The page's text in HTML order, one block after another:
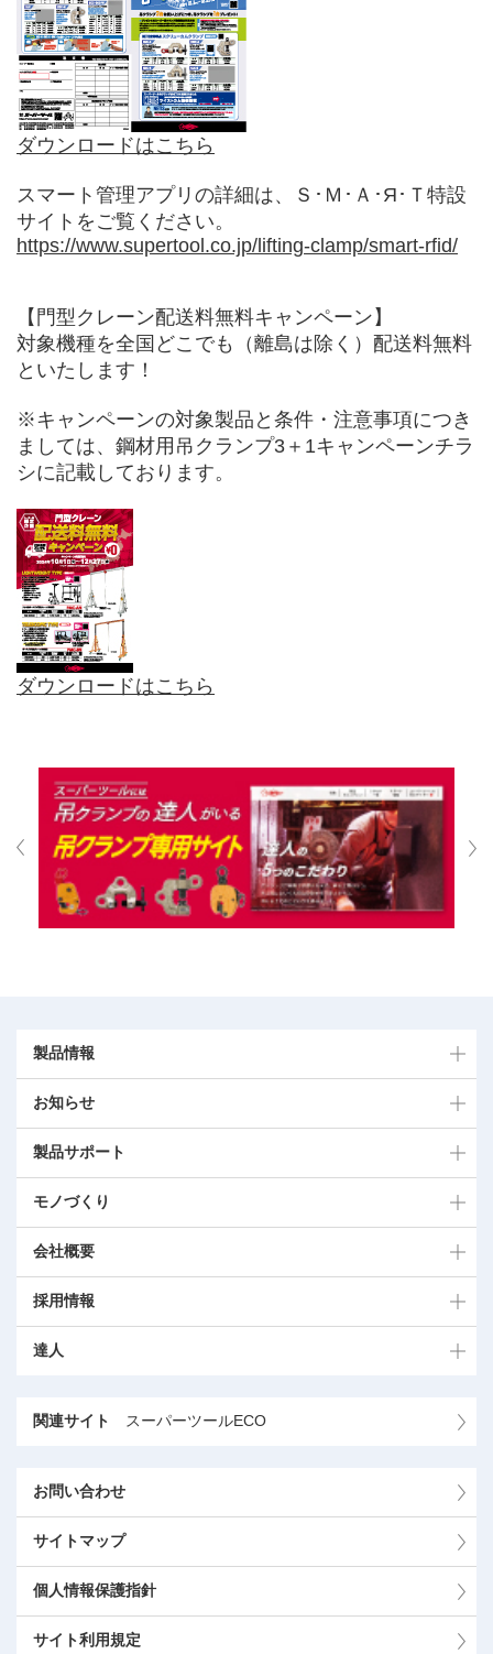
ダウンロードはこちら
スマート管理アプリの詳細は、Ｓ･Ｍ･Ａ･Я･Ｔ特設
サイトをご覧ください。
https://www.supertool.co.jp/lifting-clamp/smart-rfid/
【門型クレーン配送料無料キャンペーン】
対象機種を全国どこでも（離島は除く）配送料無料
といたします！
※キャンペーンの対象製品と条件・注意事項につき
ましては、鋼材用吊クランプ3＋1キャンペーンチラ
シに記載しております。
ダウンロードはこちら
製品情報
お知らせ
製品サポート
モノづくり
会社概要
採用情報
達人
関連サイト スーパーツールECO
お問い合わせ
サイトマップ
個人情報保護指針
サイト利用規定